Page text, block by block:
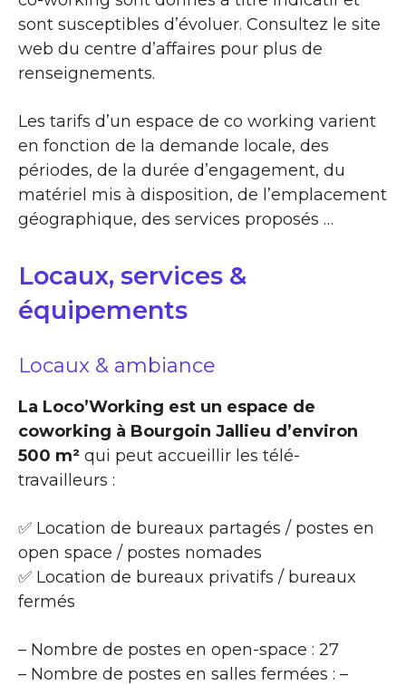
sont susceptibles d’évoluer. Consultez le site
web du centre d’affaires pour plus de
renseignements.
Les tarifs d’un espace de co working varient
en fonction de la demande locale, des
périodes, de la durée d’engagement, du
matériel mis à disposition, de l’emplacement
géographique, des services proposés …
Locaux, services &
équipements
Locaux & ambiance
La Loco’Working est un espace de
coworking à Bourgoin Jallieu d’environ
500 m² qui peut accueillir les télé-
travailleurs :
✅ Location de bureaux partagés / postes en
open space / postes nomades
✅ Location de bureaux privatifs / bureaux
fermés
– Nombre de postes en open-space : 27
– Nombre de postes en salles fermées : –